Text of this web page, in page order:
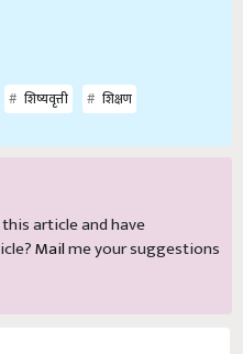
शिष्यवृत्ती शिक्षण
article and have
Mailme your suggestions